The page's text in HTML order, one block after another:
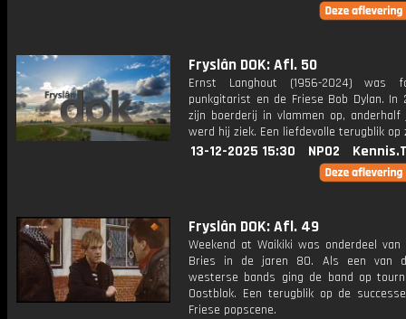
Fryslân DOK: Afl. 50
Ernst Langhout (1956-2024) was
punkgitarist en de Friese Bob Dylan. In
zijn boerderij in vlammen op,
werd hij ziek. Een liefdevolle terugblik op
13-12-2025 15:30 NPO2
Fryslân DOK: Afl. 49
Weekend at Waikiki was onderdeel van
Bries in de jaren 80. Als een van
westerse bands ging de band op
Oostblok. Een terugblik op de
Friese popscene.